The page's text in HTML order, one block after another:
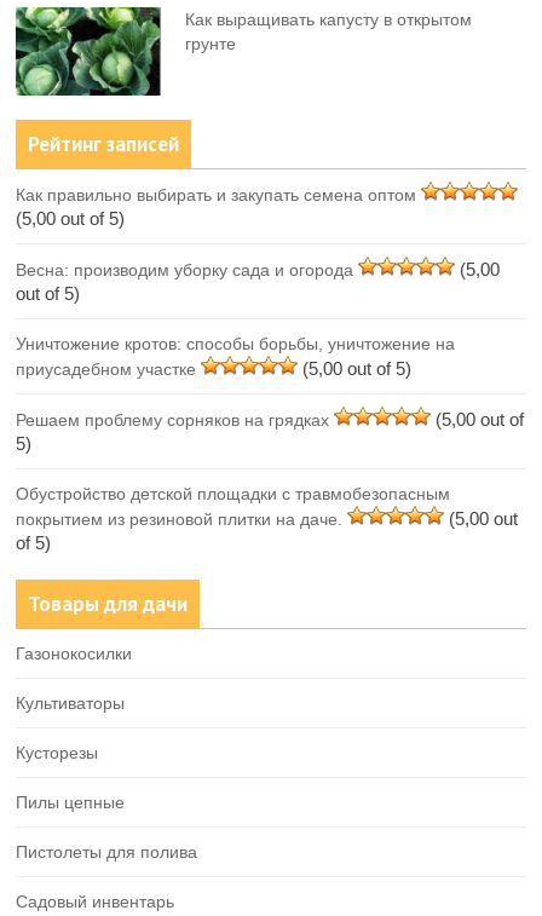
Как выращивать капусту в открытом
грунте
Рейтинг записей
Как правильно выбирать и закупать семена оптом
(5,00 out of 5)
Весна: производим уборку сада и огорода
(5,00
out of 5)
Уничтожение кротов: способы борьбы, уничтожение на
приусадебном участке
(5,00 out of 5)
Решаем проблему сорняков на грядках
(5,00 out of
5)
Обустройство детской площадки с травмобезопасным
покрытием из резиновой плитки на даче.
(5,00 out
of 5)
Товары для дачи
Газонокосилки
Культиваторы
Кусторезы
Пилы цепные
Пистолеты для полива
Садовый инвентарь